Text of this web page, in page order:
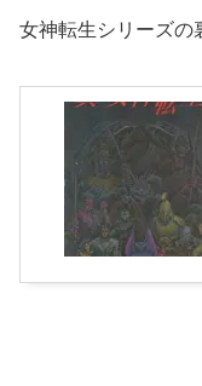
女神転生シリーズの